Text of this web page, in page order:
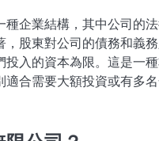
種企業結構，其中公司的
，股東對公司的債務和義
投入的資本為限。這是一
適合需要大額投資或有多